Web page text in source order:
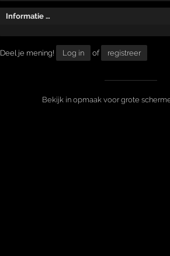
Informatie …
Deel je mening! Log in of registreer
Bekijk in opmaak voor grote